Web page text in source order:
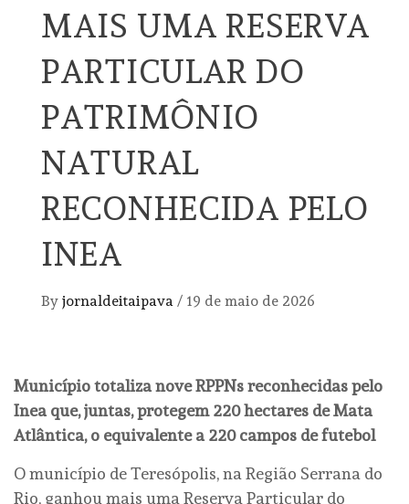
MAIS UMA RESERVA
PARTICULAR DO
PATRIMÔNIO
NATURAL
RECONHECIDA PELO
INEA
By jornaldeitaipava / 19 de maio de 2026
Município totaliza nove RPPNs reconhecidas pelo
Inea que, juntas, protegem 220 hectares de Mata
Atlântica, o equivalente a 220 campos de futebol
O município de Teresópolis, na Região Serrana do
Rio, ganhou mais uma Reserva Particular do